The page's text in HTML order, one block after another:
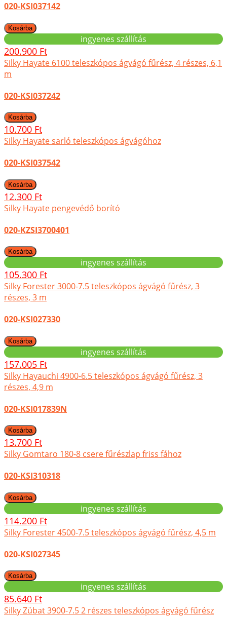
020-KSI037142
ingyenes szállítás
200.900 Ft
Silky Hayate 6100 teleszkópos ágvágó fűrész, 4 részes, 6,1
m
020-KSI037242
10.700 Ft
Silky Hayate sarló teleszkópos ágvágóhoz
020-KSI037542
12.300 Ft
Silky Hayate pengevédő borító
020-KZSI3700401
ingyenes szállítás
105.300 Ft
Silky Forester 3000-7.5 teleszkópos ágvágó fűrész, 3
részes, 3 m
020-KSI027330
ingyenes szállítás
157.005 Ft
Silky Hayauchi 4900-6.5 teleszkópos ágvágó fűrész, 3
részes, 4,9 m
020-KSI017839N
13.700 Ft
Silky Gomtaro 180-8 csere fűrészlap friss fához
020-KSI310318
ingyenes szállítás
114.200 Ft
Silky Forester 4500-7.5 teleszkópos ágvágó fűrész, 4,5 m
020-KSI027345
ingyenes szállítás
85.640 Ft
Silky Zübat 3900-7.5 2 részes teleszkópos ágvágó fűrész